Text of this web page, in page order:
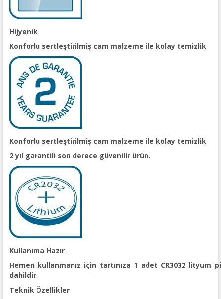
Hijyenik
Konforlu sertleştirilmiş cam malzeme ile kolay temizlik
Konforlu sertleştirilmiş cam malzeme ile kolay temizlik
2 yıl garantili son derece güvenilir ürün.
Kullanıma Hazır
Hemen kullanmanız için tartınıza 1 adet CR3032 lityum
dahildir.
Teknik Özellikler